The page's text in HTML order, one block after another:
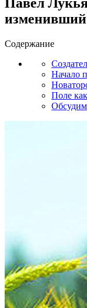
изменивший
Содержание
Начало
Поле
Обсудим